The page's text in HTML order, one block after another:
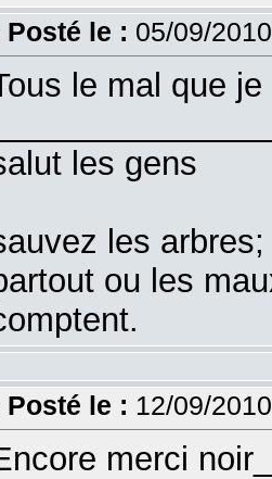
Posté le : 05/09/
le mal que
les gens
les
ou les
Posté le : 12/09/
merci